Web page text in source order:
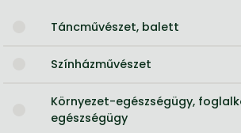
Táncművészet, balett
Színházművészet
Környezet-egészségügy,
egészségügy